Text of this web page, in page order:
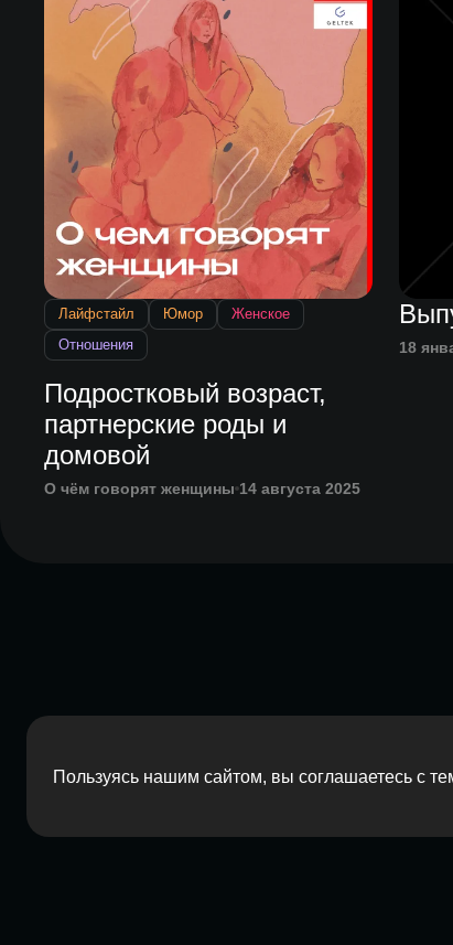
Лайфстайл Юмор
Женское
Отношения
Подростковый возраст,
партнерские роды и
домовой
О чём говорят женщины 14 августа 2025
18
Пользуясь нашим сайтом, вы соглашаетесь с